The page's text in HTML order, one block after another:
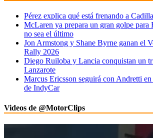
Pérez explica qué está frenando a
McLaren ya prepara un gran golpe
no sea el último
Jon Armstong y Shane Byrne ganan el
Rally 2026
Diego Ruiloba y Lancia conquistan un
Lanzarote
Marcus Ericsson seguirá con Andretti
de IndyCar
Videos de @MotorClips